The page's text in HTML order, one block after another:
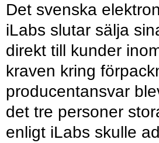
Det svenska
iLabs slutar sälja
direkt till kunder
kraven kring
producentansvar
det tre personer
enligt iLabs skulle